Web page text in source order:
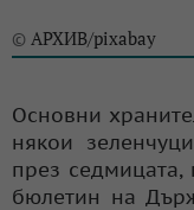
© АРХИВ/pixabay
Основни
някои
през седмицата,
бюлетин на